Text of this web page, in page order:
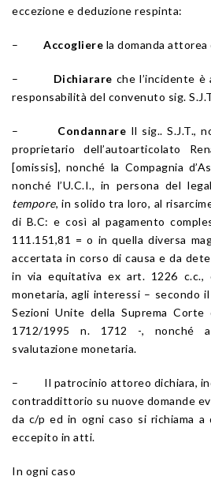
eccezione e deduzione respinta:
– Accogliere la domanda attorea
– Dichiarare che l’incidente è
responsabilità del convenuto sig.
– Condannare Il sig.. S.J.T.,
proprietario dell’autoarticolato
[omissis], nonché la Compagnia
nonché l’U.C.I., in persona del
tempore, in solido tra loro, al
di B.C: e così al pagamento
111.151,81 = o in quella diversa
accertata in corso di causa e da
in via equitativa ex art. 1226 c.c.,
monetaria, agli interessi – secondo
Sezioni Unite della Suprema
1712/1995 n. 1712 -, nonché
svalutazione monetaria.
– Il patrocinio attoreo dichiara,
contraddittorio su nuove domande
da c/p ed in ogni caso si richiama
eccepito in atti.
In ogni caso